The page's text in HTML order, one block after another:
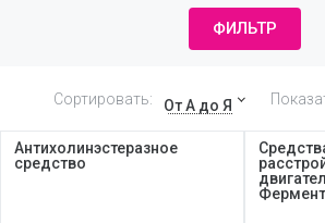
ФИЛЬТР
Сортировать: От А до Я
Антихолинэстеразное
средство